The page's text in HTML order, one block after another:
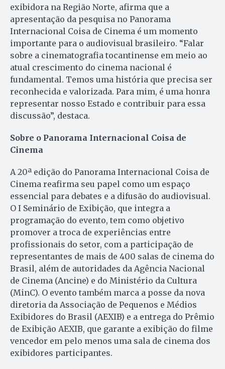
exibidora na Região Norte, afirma que a
apresentação da pesquisa no Panorama
Internacional Coisa de Cinema é um momento
importante para o audiovisual brasileiro. “Falar
sobre a cinematografia tocantinense em meio ao
atual crescimento do cinema nacional é
fundamental. Temos uma história que precisa ser
reconhecida e valorizada. Para mim, é uma honra
representar nosso Estado e contribuir para essa
discussão”, destaca.
Sobre o Panorama Internacional Coisa de
Cinema
A 20ª edição do Panorama Internacional Coisa de
Cinema reafirma seu papel como um espaço
essencial para debates e a difusão do audiovisual.
O I Seminário de Exibição, que integra a
programação do evento, tem como objetivo
promover a troca de experiências entre
profissionais do setor, com a participação de
representantes de mais de 400 salas de cinema do
Brasil, além de autoridades da Agência Nacional
de Cinema (Ancine) e do Ministério da Cultura
(MinC). O evento também marca a posse da nova
diretoria da Associação de Pequenos e Médios
Exibidores do Brasil (AEXIB) e a entrega do Prêmio
de Exibição AEXIB, que garante a exibição do filme
vencedor em pelo menos uma sala de cinema dos
exibidores participantes.